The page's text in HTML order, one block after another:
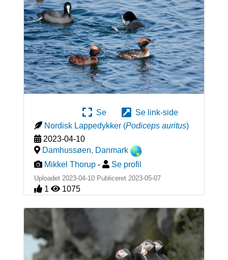
Se
Se link-side
Nordisk Lappedykker (Podiceps auritus)
2023-04-10
Damhussøen, Danmark
Mikkel Thorup - Se profil
Uploadet 2023-04-10 Publiceret 2023-05-07
1 1075